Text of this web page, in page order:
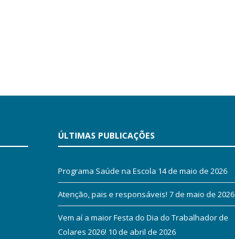
ÚLTIMAS PUBLICAÇÕES
Programa Saúde na Escola 14 de maio de 2026
Atenção, pais e responsáveis! 7 de maio de 2026
Vem aí a maior Festa do Dia do Trabalhador de
Colares 2026! 10 de abril de 2026